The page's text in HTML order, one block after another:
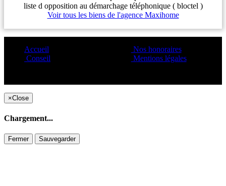
liste d opposition au démarchage téléphonique ( bloctel )
Voir tous les biens de l'agence Maxihome
Accueil
Conseil
Nos honoraires
Mentions légales
×Close
Chargement...
Fermer Sauvegarder